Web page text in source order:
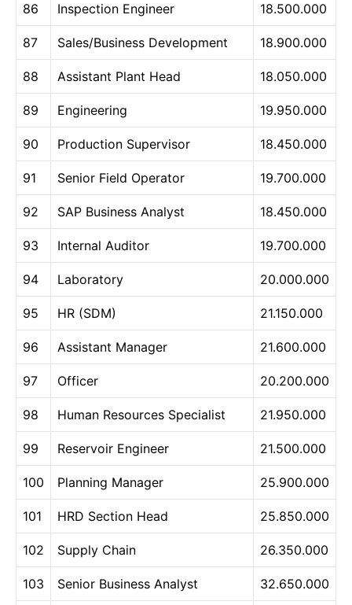
86 Inspection Engineer 18.500.000
87 Sales/Business Development 18.900.000
88 Assistant Plant Head 18.050.000
89 Engineering 19.950.000
90 Production Supervisor 18.450.000
91 Senior Field Operator 19.700.000
92 SAP Business Analyst 18.450.000
93 Internal Auditor 19.700.000
94 Laboratory 20.000.000
95 HR (SDM) 21.150.000
96 Assistant Manager 21.600.000
97 Officer 20.200.000
98 Human Resources Specialist 21.950.000
99 Reservoir Engineer 21.500.000
100 Planning Manager 25.900.000
101 HRD Section Head 25.850.000
102 Supply Chain 26.350.000
103 Senior Business Analyst 32.650.000